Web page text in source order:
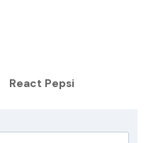
React Pepsi